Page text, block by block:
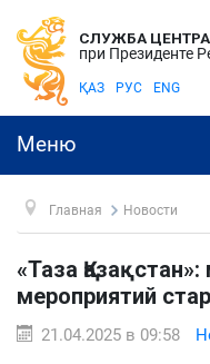
СЛУЖБА
при Президенте
ҚАЗ РУС ENG
Меню
Главная Новости
«Таза
мероприятий
21.04.2025 в 09:58